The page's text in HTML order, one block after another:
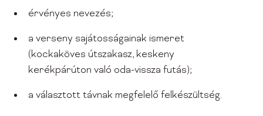
érvényes nevezés;
a verseny sajátosságainak ismeret
(kockaköves útszakasz, keskeny
kerékpárúton való oda-vissza futás);
a választott távnak megfelelő felkészültség.